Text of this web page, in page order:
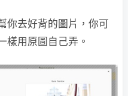
你去好背的圖片，你可
樣用原圖自己弄。